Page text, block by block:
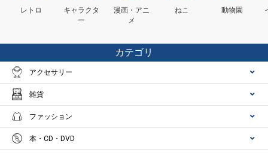
レトロ
キャラクタ
ー
漫画・アニ
メ
ねこ 動物園
カテゴリ
アクセサリー
雑貨
ファッション
本・CD・DVD